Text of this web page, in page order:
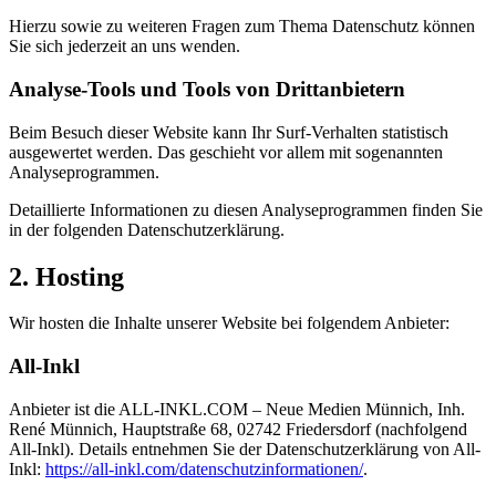
Hierzu sowie zu weiteren Fragen zum Thema Datenschutz können
Sie sich jederzeit an uns wenden.
Analyse-Tools und Tools von Dritt­anbietern
Beim Besuch dieser Website kann Ihr Surf-Verhalten statistisch
ausgewertet werden. Das geschieht vor allem mit sogenannten
Analyseprogrammen.
Detaillierte Informationen zu diesen Analyseprogrammen finden Sie
in der folgenden Datenschutzerklärung.
2. Hosting
Wir hosten die Inhalte unserer Website bei folgendem Anbieter:
All-Inkl
Anbieter ist die ALL-INKL.COM – Neue Medien Münnich, Inh.
René Münnich, Hauptstraße 68, 02742 Friedersdorf (nachfolgend
All-Inkl). Details entnehmen Sie der Datenschutzerklärung von All-
Inkl: https://all-inkl.com/datenschutzinformationen/.